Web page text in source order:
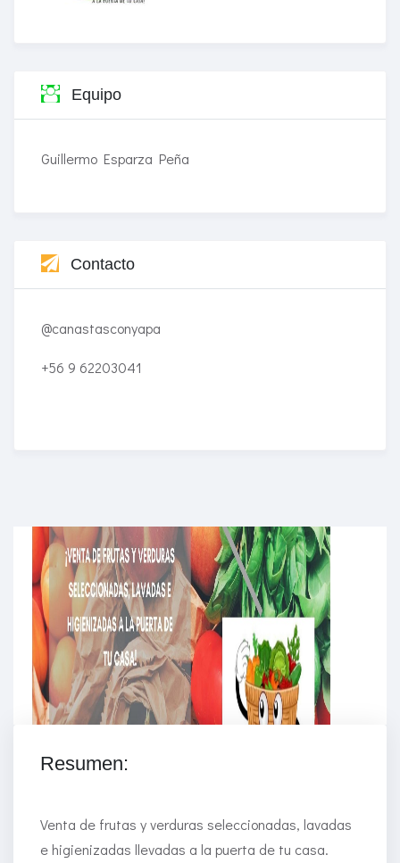
Equipo
Guillermo Esparza Peña
Contacto
@canastasconyapa
+56 9 62203041
Get unlimited access to 2,000 of Educati’s top
courses for your team.
Join Now
Resumen:
Venta de frutas y verduras seleccionadas, lavadas
e higienizadas llevadas a la puerta de tu casa.